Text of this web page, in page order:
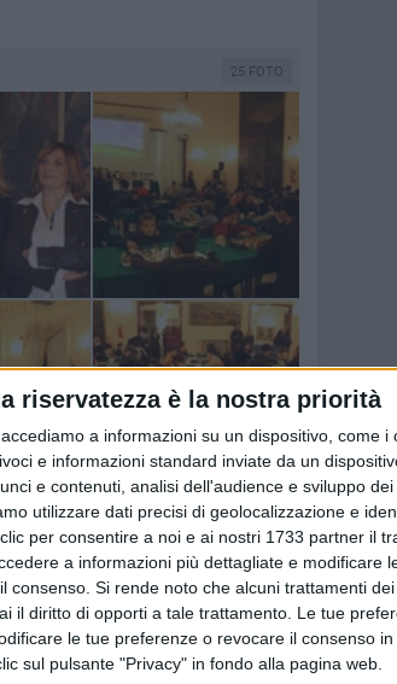
riservatezza è la nostra priorità
a informazioni su un dispositivo, come i
e informazioni standard inviate da un
e contenuti, analisi dell'audience e sviluppo dei
utilizzare dati precisi di geolocalizzazione e
per consentire a noi e ai nostri 1733 partner il
a informazioni più dettagliate e modificare
consenso. Si rende noto che alcuni trattamenti
il diritto di opporti a tale trattamento. Le tue
le tue preferenze o revocare il consenso
sul pulsante "Privacy" in fondo alla pagina web.
25 FOTO